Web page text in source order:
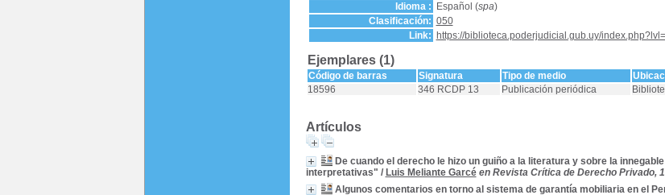
Idioma :
Español (spa)
Clasificación: 050
Link:
https://biblioteca.poderjudicial.gub.uy/
Ejemplares (1)
Código de barras Signatura Tipo de medio
18596
346 RCDP 13 Publicación periódica
Artículos
De cuando el derecho le hizo un guiño a la literatura y sobre la
interpretativas" / Luis Meliante Garcé en Revista Crítica de Derecho Privado,
Algunos comentarios en torno al sistema de garantía mobiliaria en el